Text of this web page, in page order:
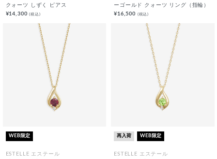
クォーツ しずく ピアス
¥14,300(税込)
ーゴールド クォーツ リング（指輪）
¥16,500 (税込)
WEB限定
ESTELLE エステール
再入荷 WEB限定
ESTELLE エステール